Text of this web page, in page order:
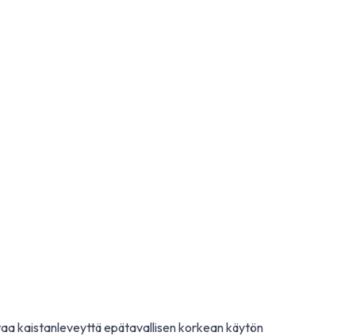
kaistanleveyttä epätavallisen korkean käytön